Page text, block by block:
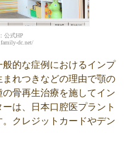
公式HP
dc.net/
的な症例におけるインプ
れつきなどの理由で顎の
骨再生治療を施してイン
は、日本口腔医プラント
クレジットカードやデン